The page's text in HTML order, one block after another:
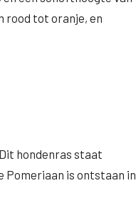
rood tot oranje, en
hondenras staat
Pomeriaan is ontstaan in